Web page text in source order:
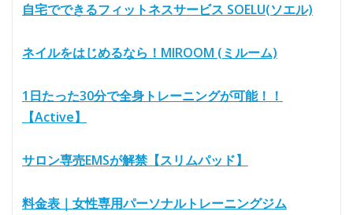
自宅でできるフィットネスサービス SOELU(ソエル)
ネイルをはじめるなら！MIROOM (ミルーム)
1日たった30分で全身トレーニングが可能！！
【Active】
サロン専売EMSが解禁【スリムパッド】
料金表｜女性専用パーソナルトレーニングジム